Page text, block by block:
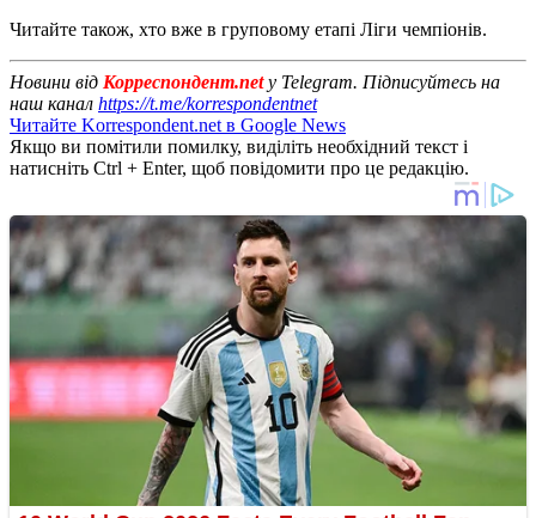
Читайте також, хто вже в груповому етапі Ліги чемпіонів.
Новини від Корреспондент.netу Telegram. Підписуйтесь на
наш канал https://t.me/korrespondentnet
Читайте Korrespondent.net в Google News
Якщо ви помітили помилку, виділіть необхідний текст і
натисніть Ctrl + Enter, щоб повідомити про це редакцію.